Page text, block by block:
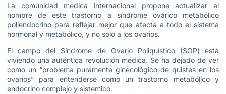
La comunidad médica internacional propone actualizar el
nombre de este trastorno a síndrome ovárico metabólico
poliendocrino para reflejar mejor que afecta a todo el sistema
hormonal y metabólico, y no solo a los ovarios.
El campo del Síndrome de Ovario Poliquístico (SOP) está
viviendo una auténtica revolución médica. Se ha dejado de ver
como un “problema puramente ginecológico de quistes en los
ovarios” para entenderse como un trastorno metabólico y
endocrino complejo y sistémico.